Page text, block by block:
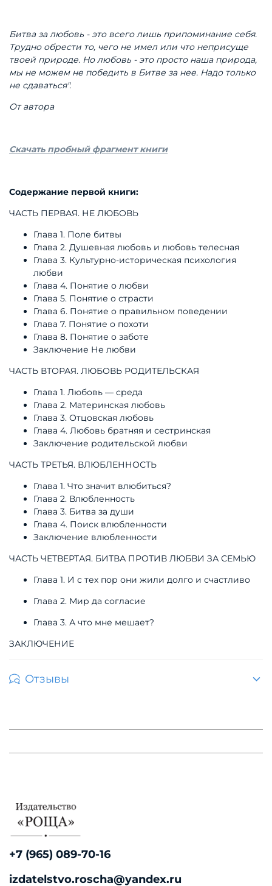
Битва за любовь - это всего лишь припоминание себя.
Трудно обрести то, чего не имел или что неприсуще
твоей природе. Но любовь - это просто наша природа,
мы не можем не победить в Битве за нее. Надо только
не сдаваться".
От автора
Скачать пробный фрагмент книги
Содержание первой книги:
ЧАСТЬ ПЕРВАЯ. НЕ ЛЮБОВЬ
Глава 1. Поле битвы
Глава 2. Душевная любовь и любовь телесная
Глава 3. Культурно-историческая психология
любви
Глава 4. Понятие о любви
Глава 5. Понятие о страсти
Глава 6. Понятие о правильном поведении
Глава 7. Понятие о похоти
Глава 8. Понятие о заботе
Заключение Не любви
ЧАСТЬ ВТОРАЯ. ЛЮБОВЬ РОДИТЕЛЬСКАЯ
Глава 1. Любовь — среда
Глава 2. Материнская любовь
Глава 3. Отцовская любовь
Глава 4. Любовь братняя и сестринская
Заключение родительской любви
ЧАСТЬ ТРЕТЬЯ. ВЛЮБЛЕННОСТЬ
Глава 1. Что значит влюбиться?
Глава 2. Влюбленность
Глава 3. Битва за души
Глава 4. Поиск влюбленности
Заключение влюбленности
ЧАСТЬ ЧЕТВЕРТАЯ. БИТВА ПРОТИВ ЛЮБВИ ЗА СЕМЬЮ
Глава 1. И с тех пор они жили долго и счастливо
Глава 2. Мир да согласие
Глава 3. А что мне мешает?
ЗАКЛЮЧЕНИЕ
Отзывы
+7 (965) 089-70-16
izdatelstvo.roscha@yandex.ru